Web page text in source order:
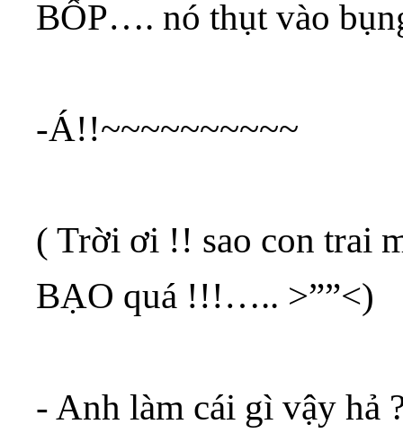
BỐP…. nó thụt vào
-Á!!~~~~~~~~~~
( Trời ơi !! sao con trai
BẠO quá !!!….. >””<)
- Anh làm cái gì vậy hả